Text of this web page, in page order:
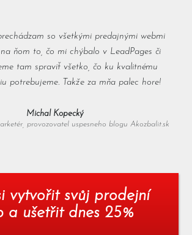
so všetkými predajnými webmi
ňom to, čo mi chýbalo v LeadPages či
tam spraviť všetko, čo ku kvalitnému
potrebujeme. Takže za mňa palec hore!
Michal Kopecký
provozovatel uspesneho blogu Akozbalit.sk
vytvořit svůj prodejní
a ušetřit dnes 25%